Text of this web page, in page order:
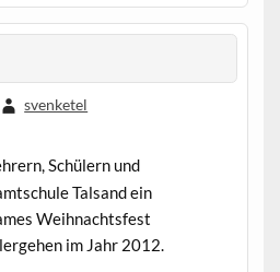
svenketel
Schülern und
Talsand ein
Weihnachtsfest
im Jahr 2012.